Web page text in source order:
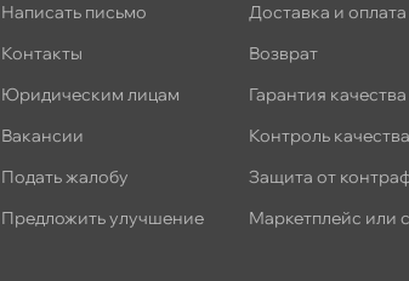
Написать письмо
Контакты
Юридическим лицам
акансии
Подать жалобу
Предложить улучшение
Доставка и оплата
озврат
Гарантия качества
Контроль качества
Защита от
Маркетплейс или